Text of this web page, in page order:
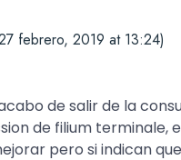
febrero, 2019 at 13:24)
de salir de la
de filium terminale,
pero si indican